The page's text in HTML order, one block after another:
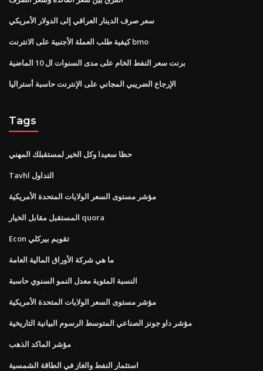
سعر صرف الدينار العراقي إلى الدولار الأمريكي
كيفية طلب العملة الأجنبية على الانترنت bmo
برنت سعر النفط الخام على مدى السنوات ال 10 الماضية
الإرجاع الضريبي المجاني على الإنترنت حاسبة أستراليا
Tags
حظا سعيدا وكل الخير لمستقبلك المهني
Tavhl التداول
مؤشر مستوى السعر الولايات المتحدة الأمريكية
المستقبل مقابل الخيار quora
Econ تقويم بيركلي
ما هي شركة الأوراق المالية العامة
النسبة المئوية معدل النمو السنوي حاسبة
مؤشر مستوى السعر الولايات المتحدة الأمريكية
مؤشر داو جونز الصناعي المتوسط ​​الرسوم البيانية التاريخية
مؤشر الماكد الذهب
استثمار النفط والغاز في الطاقة الشمسية